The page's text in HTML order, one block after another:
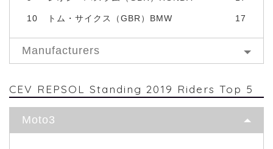
10 トム・サイクス（GBR）BMW 17
Manufacturers
CEV REPSOL Standing 2019 Riders Top 5
Moto3